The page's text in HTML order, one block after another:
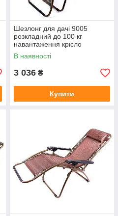
Шезлонг для дачі 9005
розкладний до 100 кг
навантаження крісло
складане 200х68 см
В наявності
3 036 ₴
Купити